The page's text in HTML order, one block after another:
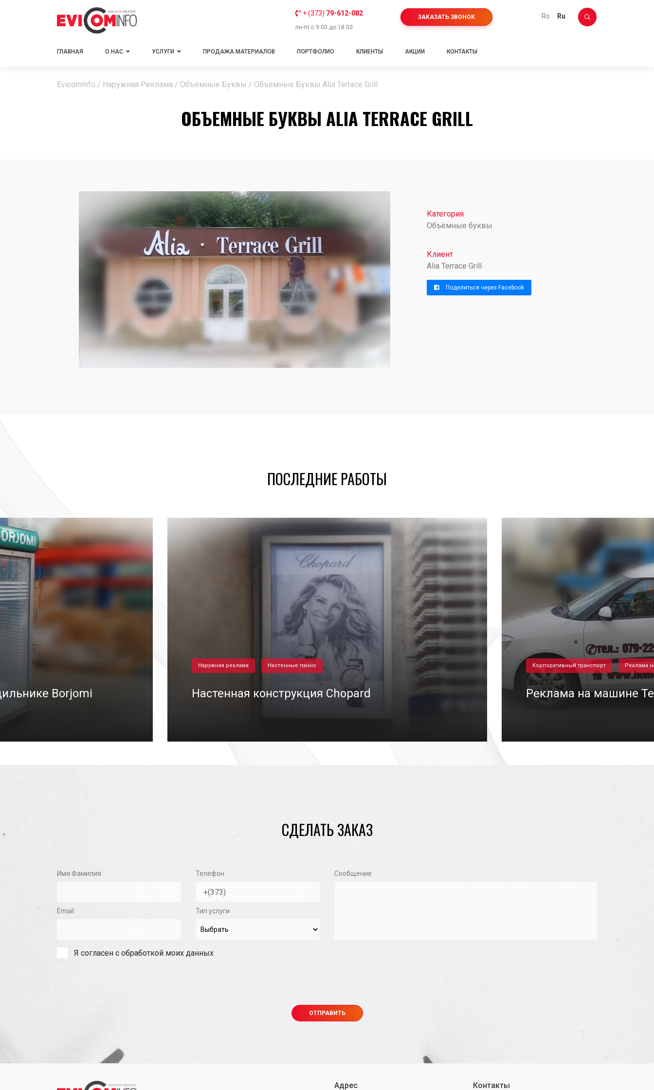
+ (373) 79-612-082
пн-пт с 9:00 до 18:00
ЗАКАЗАТЬ ЗВОНОК ro ru
ГЛАВНАЯ О НАС УСЛУГИ ПРОДАЖА МАТЕРИАЛОВ ПОРТФОЛИО КЛИЕНТЫ АКЦИИ КОНТАКТЫ
EvicomInfo / Наружная Реклама / Объёмные Буквы / Объемные Буквы Alia Terrace Grill
ОБЪЕМНЫЕ БУКВЫ ALIA TERRACE GRILL
Категория
Объёмные буквы
Клиент
Alia Terrace Grill
Поделиться через Facebook
ПОСЛЕДНИЕ РАБОТЫ
Borjomi
Наружная реклама Настенные панно
Настенная конструкция Chopard
Корпоративный транспорт Реклама
Реклама на машине
СДЕЛАТЬ ЗАКАЗ
Имя Фамилия Телефон
Email Тип услуги
Сообщение
Я согласен с обработкой моих данных
Адрес Контакты